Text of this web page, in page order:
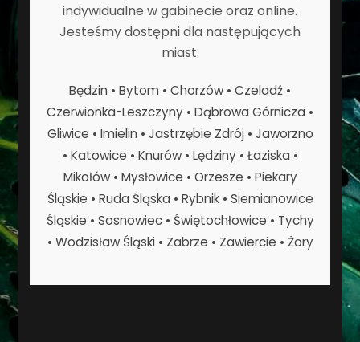
indywidualne w gabinecie oraz online.
Jesteśmy dostępni dla następujących
miast:
Będzin • Bytom • Chorzów • Czeladź •
Czerwionka-Leszczyny • Dąbrowa Górnicza •
Gliwice • Imielin • Jastrzębie Zdrój • Jaworzno
• Katowice • Knurów • Lędziny • Łaziska •
Mikołów • Mysłowice • Orzesze • Piekary
Śląskie • Ruda Śląska • Rybnik • Siemianowice
Śląskie • Sosnowiec • Świętochłowice • Tychy
• Wodzisław Śląski • Zabrze • Zawiercie • Żory